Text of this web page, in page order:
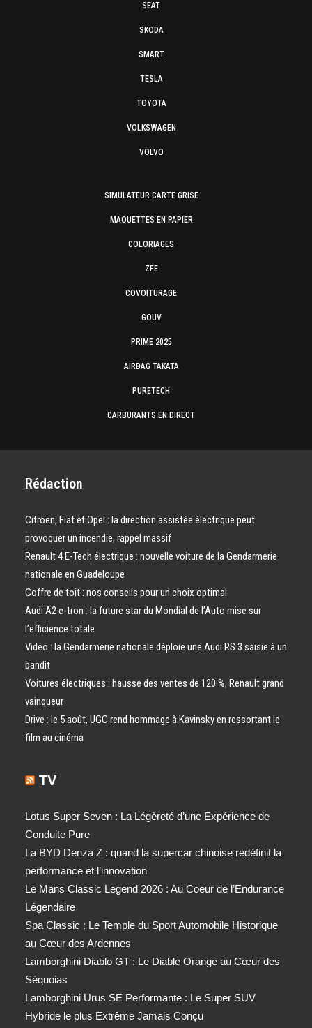
SEAT
SKODA
SMART
TESLA
TOYOTA
VOLKSWAGEN
VOLVO
SIMULATEUR CARTE GRISE
MAQUETTES EN PAPIER
COLORIAGES
ZFE
COVOITURAGE
GOUV
PRIME 2025
AIRBAG TAKATA
PURETECH
CARBURANTS EN DIRECT
Rédaction
Citroën, Fiat et Opel : la direction assistée électrique peut
provoquer un incendie, rappel massif
Renault 4 E-Tech électrique : nouvelle voiture de la Gendarmerie
nationale en Guadeloupe
Coffre de toit : nos conseils pour un choix optimal
Audi A2 e-tron : la future star du Mondial de l’Auto mise sur
l’efficience totale
Vidéo : la Gendarmerie nationale déploie une Audi RS 3 saisie à un
bandit
Voitures électriques : hausse des ventes de 120 %, Renault grand
vainqueur
Drive : le 5 août, UGC rend hommage à Kavinsky en ressortant le
film au cinéma
TV
Lotus Super Seven : La Légèreté d’une Expérience de
Conduite Pure
La BYD Denza Z : quand la supercar chinoise redéfinit la
performance et l’innovation
Le Mans Classic Legend 2026 : Au Coeur de l’Endurance
Légendaire
Spa Classic : Le Temple du Sport Automobile Historique
au Cœur des Ardennes
Lamborghini Diablo GT : Le Diable Orange au Cœur des
Séquoias
Lamborghini Urus SE Performante : Le Super SUV
Hybride le plus Extrême Jamais Conçu